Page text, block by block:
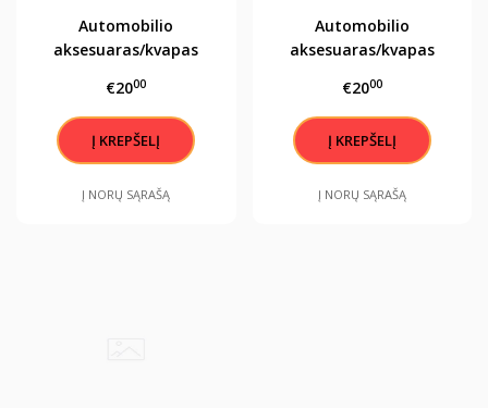
Automobilio
aksesuaras/kvapas
angelas sargas"
€2000
Į NORŲ SĄRAŠĄ
Automobilio
aksesuaras/kvapas
angelas sargas"
€2000
Į NORŲ SĄRAŠĄ